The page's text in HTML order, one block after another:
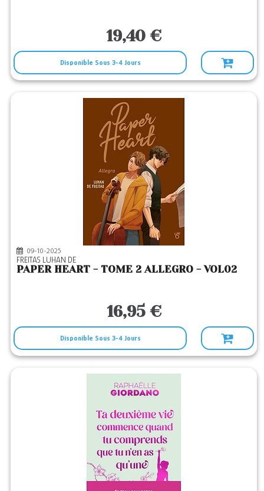
19,40 €
Disponible Sous 3-4 Jours
09-10-2025
FREITAS LUHAN DE
PAPER HEART - TOME 2 ALLEGRO - VOL02
16,95 €
Disponible Sous 3-4 Jours